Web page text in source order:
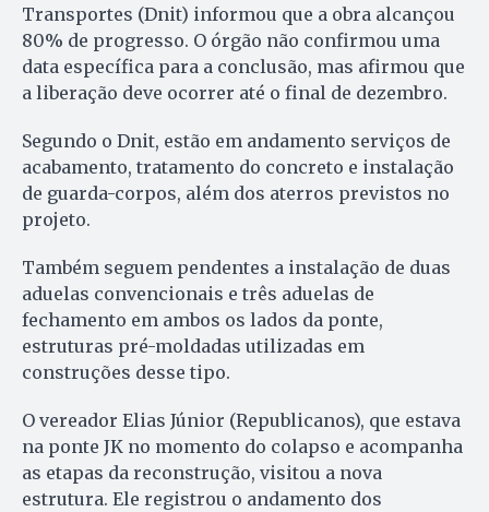
Transportes (Dnit) informou que a obra alcançou
80% de progresso. O órgão não confirmou uma
data específica para a conclusão, mas afirmou que
a liberação deve ocorrer até o final de dezembro.
Segundo o Dnit, estão em andamento serviços de
acabamento, tratamento do concreto e instalação
de guarda-corpos, além dos aterros previstos no
projeto.
Também seguem pendentes a instalação de duas
aduelas convencionais e três aduelas de
fechamento em ambos os lados da ponte,
estruturas pré-moldadas utilizadas em
construções desse tipo.
O vereador Elias Júnior (Republicanos), que estava
na ponte JK no momento do colapso e acompanha
as etapas da reconstrução, visitou a nova
estrutura. Ele registrou o andamento dos